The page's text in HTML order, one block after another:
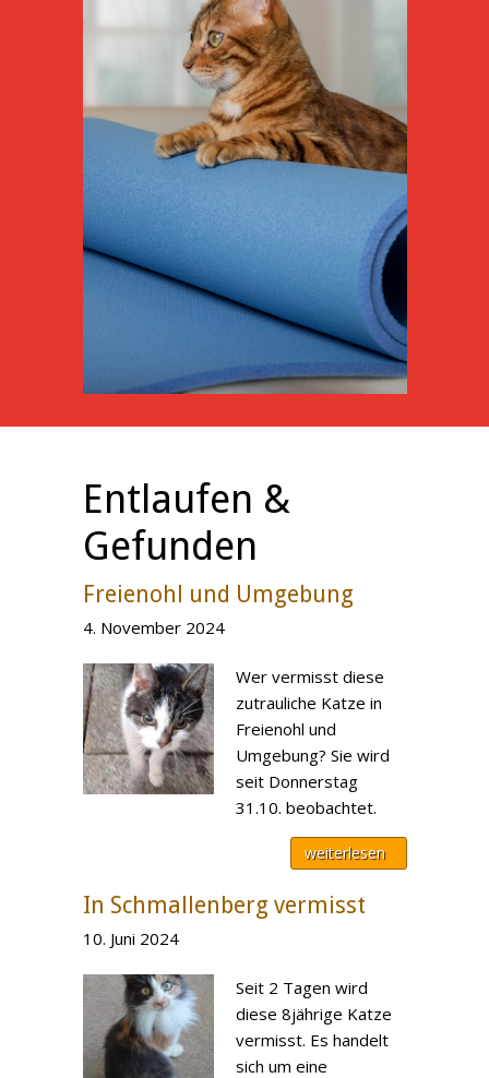
Entlaufen &
Gefunden
Freienohl und Umgebung
4. November 2024
Wer vermisst diese
zutrauliche Katze in
Freienohl und
Umgebung? Sie wird
seit Donnerstag
31.10. beobachtet.
weiterlesen
In Schmallenberg vermisst
10. Juni 2024
Seit 2 Tagen wird
diese 8jährige Katze
vermisst. Es handelt
sich um eine